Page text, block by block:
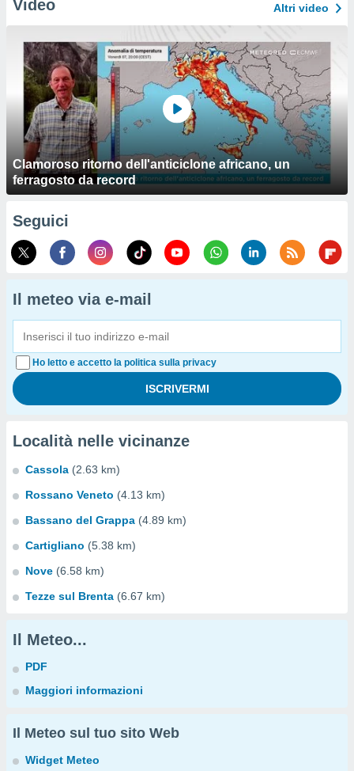
Video Altri video
Clamoroso ritorno dell'anticiclone africano, un
ferragosto da record
Seguici
Il meteo via e-mail
Ho letto e accetto la politica sulla privacy
Località nelle vicinanze
Cassola (2.63 km)
Rossano Veneto (4.13 km)
Bassano del Grappa (4.89 km)
Cartigliano (5.38 km)
Nove (6.58 km)
Tezze sul Brenta (6.67 km)
Il Meteo...
PDF
Maggiori informazioni
Il Meteo sul tuo sito Web
Widget Meteo